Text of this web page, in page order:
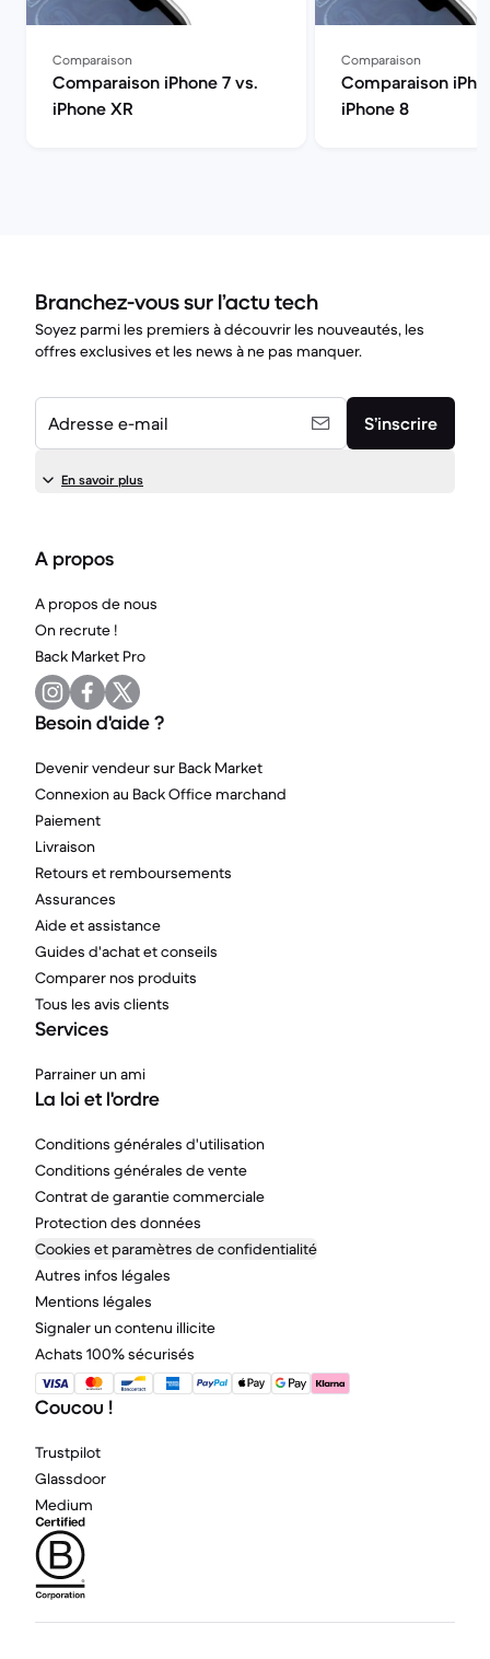
Comparaison
Comparaison iPhone 7 vs.
iPhone XR
Comparaison
Comparaison
iPhone 8
Branchez-vous sur l’actu tech
Soyez parmi les premiers à découvrir les nouveautés, les
offres exclusives et les news à ne pas manquer.
Adresse e-mail S’inscrire
En savoir plus
A propos
A propos de nous
On recrute !
Back Market Pro
Besoin d'aide ?
Devenir vendeur sur Back Market
Connexion au Back Office marchand
Paiement
Livraison
Retours et remboursements
Assurances
Aide et assistance
Guides d'achat et conseils
Comparer nos produits
Tous les avis clients
Services
Parrainer un ami
La loi et l'ordre
Conditions générales d'utilisation
Conditions générales de vente
Contrat de garantie commerciale
Protection des données
Cookies et paramètres de confidentialité
Autres infos légales
Mentions légales
Signaler un contenu illicite
Achats 100% sécurisés
Coucou !
Trustpilot
Glassdoor
Medium